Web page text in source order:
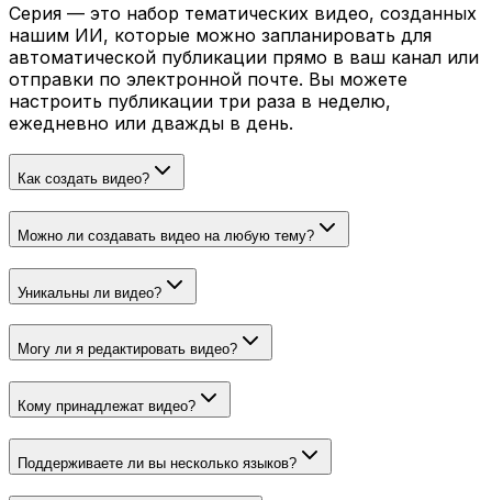
Серия — это набор тематических видео, созданных
нашим ИИ, которые можно запланировать для
автоматической публикации прямо в ваш канал или
отправки по электронной почте. Вы можете
настроить публикации три раза в неделю,
ежедневно или дважды в день.
Как создать видео?
Можно ли создавать видео на любую тему?
Уникальны ли видео?
Могу ли я редактировать видео?
Кому принадлежат видео?
Поддерживаете ли вы несколько языков?